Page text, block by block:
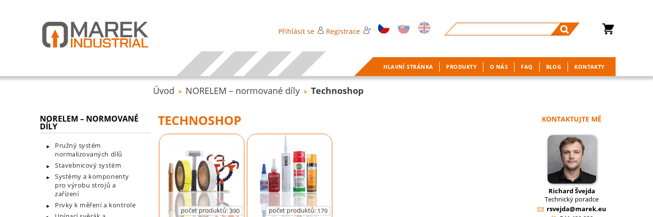
Přihlásit se Registrace
HLAVNÍ STRÁNKA PRODUKTY O NÁS FAQ BLOG KONTAKTY
Úvod > NORELEM – normované díly > Technoshop
NORELEM – NORMOVANÉ
DÍLY
Pružný systém
normalizovaných dílů
Stavebnicový systém
Systémy a komponenty
pro výrobu strojů a
zařízení
Prvky k měření a kontrole
TECHNOSHOP
počet produktů:390
počet produktů: 179
KONTAKTUJTE MĚ
Richard Švejda
Technický poradce
rsvejda@marek.eu